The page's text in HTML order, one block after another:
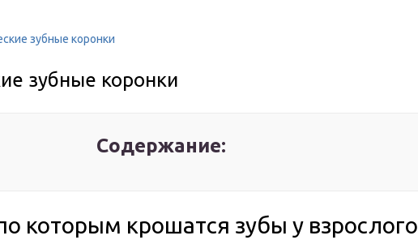
зубные коронки
зубные коронки
Содержание:
которым крошатся зубы у взрослого